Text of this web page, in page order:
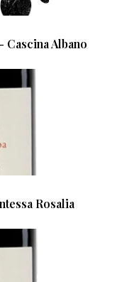
Cascina Albano
Rosalia